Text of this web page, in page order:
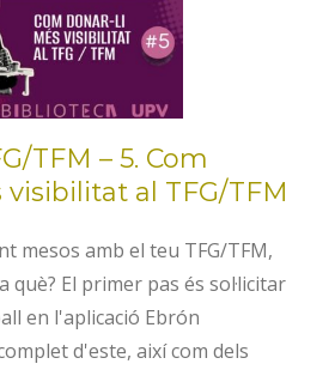
donar-li
més
al
TFM
TFM – 5. Com
al TFG/TFM
mesos amb el teu TFG/TFM,
què? El primer pas és sol·licitar
en l'aplicació Ebrón
d'este, així com dels